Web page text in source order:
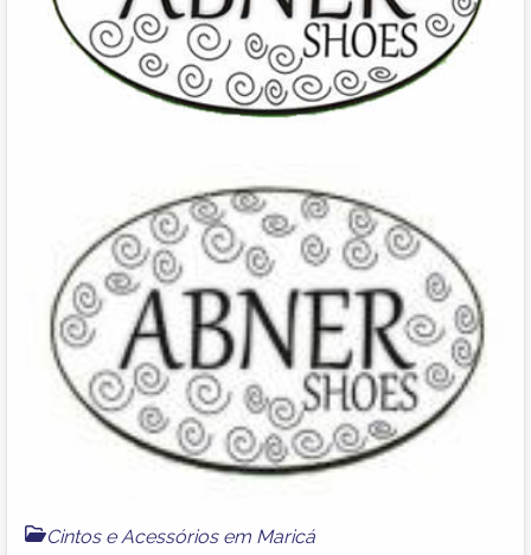
Cintos e Acessórios em Maricá